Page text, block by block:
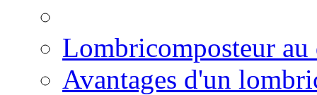
Lombricomposteur
Avantages d'un